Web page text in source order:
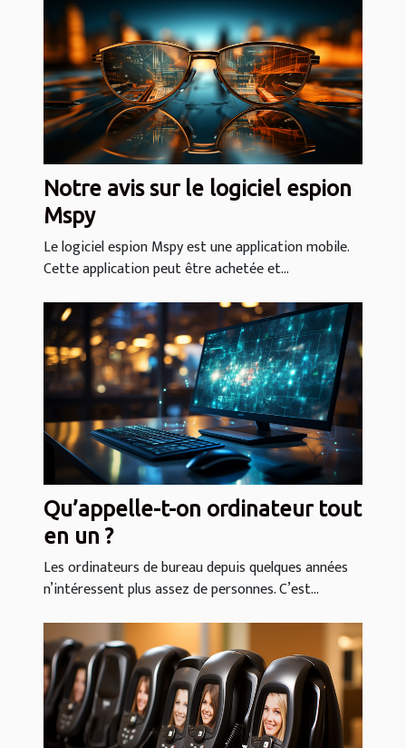
Notre avis sur le logiciel espion
Mspy
Le logiciel espion Mspy est une application mobile.
Cette application peut être achetée et...
Qu’appelle-t-on ordinateur tout
en un ?
Les ordinateurs de bureau depuis quelques années
n’intéressent plus assez de personnes. C’est...